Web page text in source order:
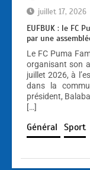
juillet 17, 2026
EUFBUK : le FC
par une
Le FC Puma
organisant son
juillet 2026, à
dans la
président,
[…]
Général Sport